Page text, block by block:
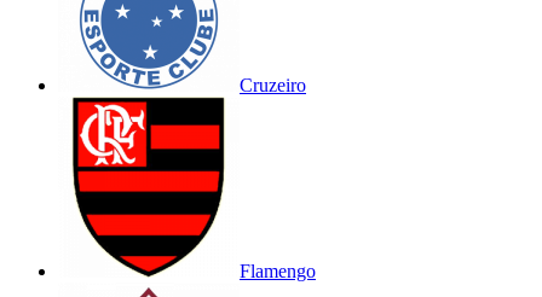
Cruzeiro
Flamengo